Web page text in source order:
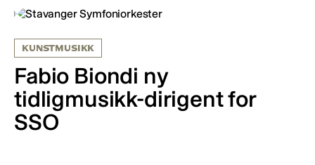
KUNSTMUSIKK
Fabio Biondi ny
tidligmusikk-dirigent for
SSO